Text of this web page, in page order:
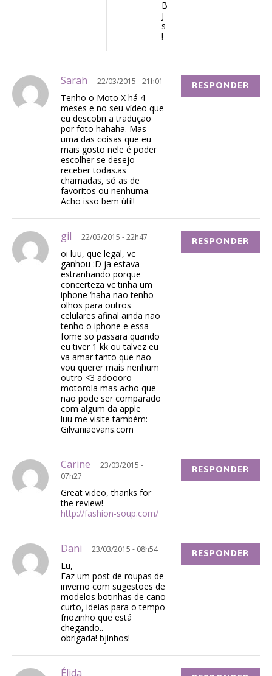
B
J
s
!
Sarah 22/03/2015 - 21h01
Tenho o Moto X há 4
meses e no seu vídeo que
eu descobri a tradução
por foto hahaha. Mas
uma das coisas que eu
mais gosto nele é poder
escolher se desejo
receber todas.as
chamadas, só as de
favoritos ou nenhuma.
Acho isso bem útil!
RESPONDER
gil 22/03/2015 - 22h47
oi luu, que legal, vc
ganhou :D ja estava
estranhando porque
concerteza vc tinha um
iphone ‘haha nao tenho
olhos para outros
celulares afinal ainda nao
tenho o iphone e essa
fome so passara quando
eu tiver 1 kk ou talvez eu
va amar tanto que nao
vou querer mais nenhum
outro <3 adoooro
motorola mas acho que
nao pode ser comparado
com algum da apple
luu me visite também:
Gilvaniaevans.com
RESPONDER
Carine
23/03/2015 -
07h27
Great video, thanks for
the review!
http://fashion-soup.com/
RESPONDER
Dani 23/03/2015 - 08h54
Lu,
Faz um post de roupas de
inverno com sugestões de
modelos botinhas de cano
curto, ideias para o tempo
friozinho que está
chegando..
obrigada! bjinhos!
RESPONDER
Élida